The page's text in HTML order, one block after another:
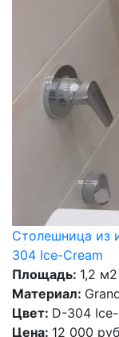
Столешница из
304 Ice-Cream
Площадь: 1,2 м2
Материал:
Цвет: D-304
Цена: 12 000